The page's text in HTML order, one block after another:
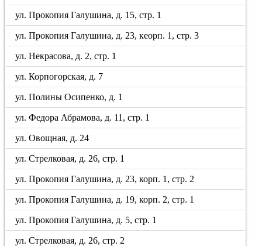
ул. Прокопия Галушина, д. 15, стр. 1
ул. Прокопия Галушина, д. 23, кеорп. 1, стр. 3
ул. Некрасова, д. 2, стр. 1
ул. Корпогорская, д. 7
ул. Полины Осипенко, д. 1
ул. Федора Абрамова, д. 11, стр. 1
ул. Овощная, д. 24
ул. Стрелковая, д. 26, стр. 1
ул. Прокопия Галушина, д. 23, корп. 1, стр. 2
ул. Прокопия Галушина, д. 19, корп. 2, стр. 1
ул. Прокопия Галушина, д. 5, стр. 1
ул. Стрелковая, д. 26, стр. 2